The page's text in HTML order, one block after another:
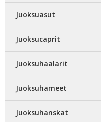
Juoksuasut
Juoksucaprit
Juoksuhaalarit
Juoksuhameet
Juoksuhanskat